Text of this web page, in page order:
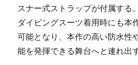
スナー式ストラップが付属する
ダイビングスーツ着用時にも本
可能となり、本作の高い防水性
能を発揮できる舞台へと連れ出